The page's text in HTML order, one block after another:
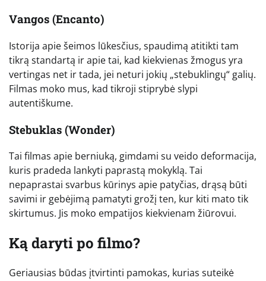
Vangos (Encanto)
Istorija apie šeimos lūkesčius, spaudimą atitikti tam
tikrą standartą ir apie tai, kad kiekvienas žmogus yra
vertingas net ir tada, jei neturi jokių „stebuklingų“ galių.
Filmas moko mus, kad tikroji stiprybė slypi
autentiškume.
Stebuklas (Wonder)
Tai filmas apie berniuką, gimdami su veido deformacija,
kuris pradeda lankyti paprastą mokyklą. Tai
nepaprastai svarbus kūrinys apie patyčias, drąsą būti
savimi ir gebėjimą pamatyti grožį ten, kur kiti mato tik
skirtumus. Jis moko empatijos kiekvienam žiūrovui.
Ką daryti po filmo?
Geriausias būdas įtvirtinti pamokas, kurias suteikė